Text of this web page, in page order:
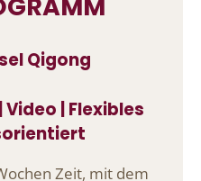
Qigong
| Flexibles
Zeit, mit dem